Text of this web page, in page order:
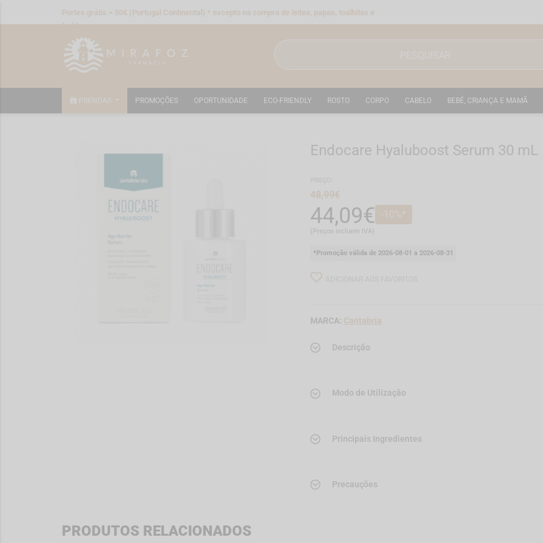
Portes grátis > 50€ (Portugal Continental) * excepto na compra de leites, papas, toalhitas e
fraldas
PRENDAS PROMOÇÕES OPORTUNIDADE ECO-FRIENDLY ROSTO CORPO CABELO BEBÉ, CRIANÇA E MAMÃ
Endocare Hyaluboost Serum 30 mL
48,99€
44,09€ -10%*
(Preços incluem IVA)
*Promoção válida de 2026-08-01 a 2026-08-31
MARCA: Cantabria
Descrição
Modo de Utilização
Principais Ingredientes
Precauções
PRODUTOS RELACIONADOS